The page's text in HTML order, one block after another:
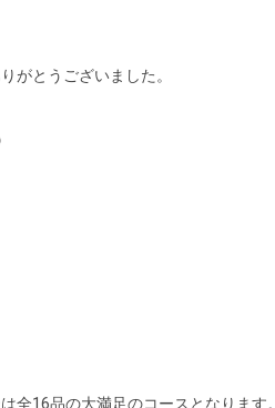
がとうございました。